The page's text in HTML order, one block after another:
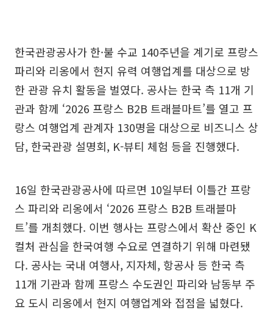
한국관광공사가 한·불 수교 140주년을 계기로 프랑스
파리와 리옹에서 현지 유력 여행업계를 대상으로 방
한 관광 유치 활동을 벌였다. 공사는 한국 측 11개 기
관과 함께 ‘2026 프랑스 B2B 트래블마트’를 열고 프
랑스 여행업계 관계자 130명을 대상으로 비즈니스 상
담, 한국관광 설명회, K-뷰티 체험 등을 진행했다.
16일 한국관광공사에 따르면 10일부터 이틀간 프랑
스 파리와 리옹에서 ‘2026 프랑스 B2B 트래블마
트’를 개최했다. 이번 행사는 프랑스에서 확산 중인 K
컬처 관심을 한국여행 수요로 연결하기 위해 마련됐
다. 공사는 국내 여행사, 지자체, 항공사 등 한국 측
11개 기관과 함께 프랑스 수도권인 파리와 남동부 주
요 도시 리옹에서 현지 여행업계와 접점을 넓혔다.